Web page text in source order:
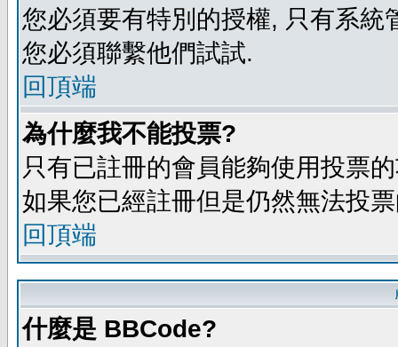
您必須要有特別的授權, 只有系
您必須聯繫他們試試.
回頂端
為什麼我不能投票?
只有已註冊的會員能夠使用投票
如果您已經註冊但是仍然無法投
回頂端
什麼是 BBCode?